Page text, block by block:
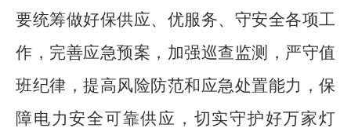
要统筹做好保供应、优服务、守安全各项工
作，完善应急预案，加强巡查监测，严守值
班纪律，提高风险防范和应急处置能力，保
障电力安全可靠供应，切实守护好万家灯